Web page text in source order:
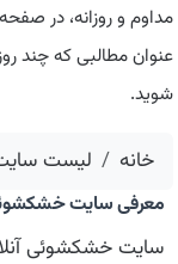
مداوم و روزانه، در
عنوان مطالبی که چند
شوید.
خانه لیست
معرفی سایت